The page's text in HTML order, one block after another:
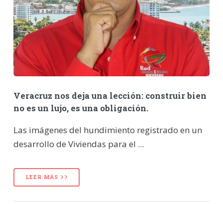
Veracruz nos deja una lección: construir bien
no es un lujo, es una obligación.
Las imágenes del hundimiento registrado en un
desarrollo de Viviendas para el ...
LEER MÁS